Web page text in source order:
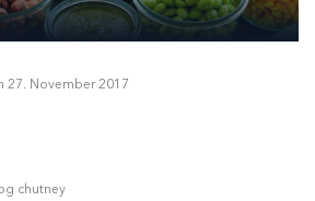
27. November 2017
chutney